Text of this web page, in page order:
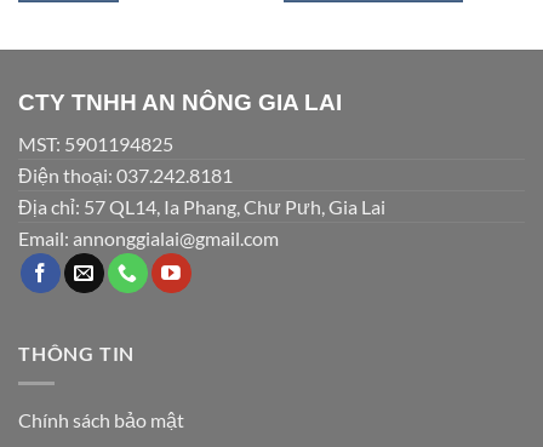
CTY TNHH AN NÔNG GIA LAI
MST: 5901194825
Điện thoại: 037.242.8181
Địa chỉ: 57 QL14, Ia Phang, Chư Pưh, Gia Lai
Email: annonggialai@gmail.com
THÔNG TIN
Chính sách bảo mật